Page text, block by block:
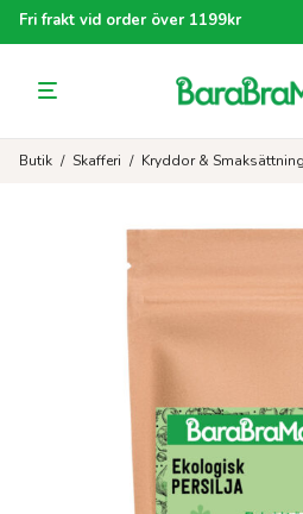
Fri frakt vid order över 1199kr
Butik / Skafferi / Kryddor & Smaksättning